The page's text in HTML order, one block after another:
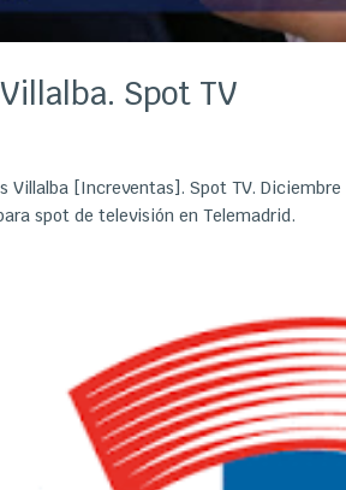
Spot TV
Villalba [Increventas]. Spot TV.
spot de televisión en Telemadrid.